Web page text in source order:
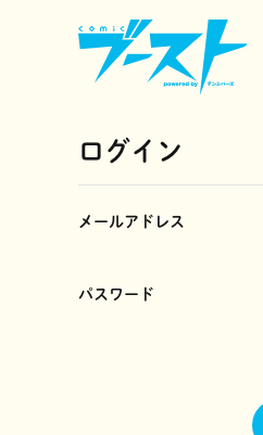
ログイン
メールアドレス
パスワード